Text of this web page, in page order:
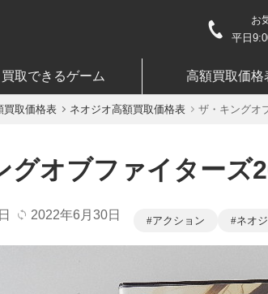
お
平日
買取できるゲーム 高額買取価格
買取価格表 ネオジオ高額買取価格表 ザ・キングオ
グオブファイターズ
2022年6月30日 アクション ネオ